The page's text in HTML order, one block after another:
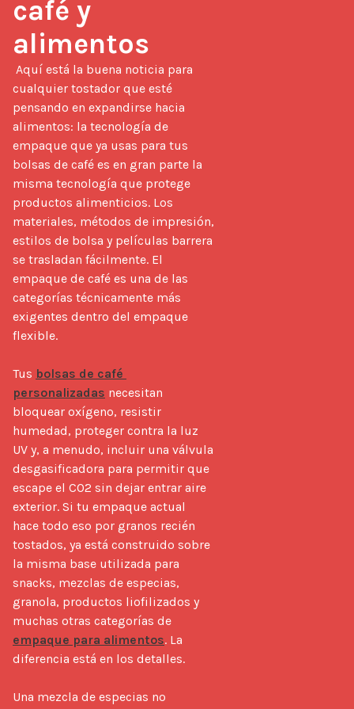
café y
alimentos
cualquier tostador que esté
pensando en expandirse hacia
alimentos: la tecnología de
empaque que ya usas para tus
bolsas de café es en gran parte la
misma tecnología que protege
productos alimenticios. Los
materiales, métodos de impresión,
estilos de bolsa y películas barrera
se trasladan fácilmente. El
empaque de café es una de las
categorías técnicamente más
exigentes dentro del empaque
flexible.
Tus bolsas de café
personalizadas necesitan
bloquear oxígeno, resistir
humedad, proteger contra la luz
UV y, a menudo, incluir una válvula
desgasificadora para permitir que
escape el CO2 sin dejar entrar aire
exterior. Si tu empaque actual
hace todo eso por granos recién
tostados, ya está construido sobre
la misma base utilizada para
snacks, mezclas de especias,
granola, productos liofilizados y
empaque para alimentos. La
diferencia está en los detalles.
Una mezcla de especias no